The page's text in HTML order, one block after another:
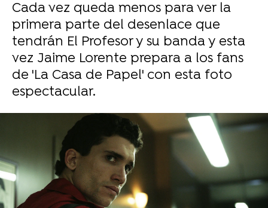
Cada vez queda menos para ver la
primera parte del desenlace que
tendrán El Profesor y su banda y esta
vez Jaime Lorente prepara a los fans
de 'La Casa de Papel' con esta foto
espectacular.
Objetivo TV